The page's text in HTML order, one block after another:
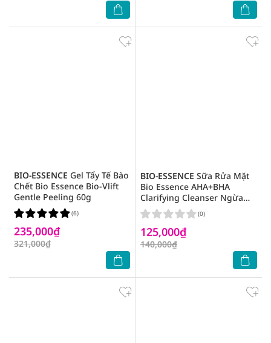
BIO-ESSENCE Gel Tẩy Tế Bào
Chết Bio Essence Bio-Vlift
Gentle Peeling 60g
235,000₫
321,000₫
(6)
BIO-ESSENCE Sữa Rửa Mặt
Bio Essence AHA+BHA
Clarifying Cleanser Ngừa
Mụn Cho Da Dầu 100g
125,000₫
140,000₫
(0)